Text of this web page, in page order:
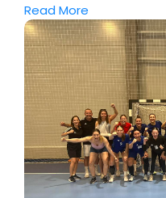
Read More